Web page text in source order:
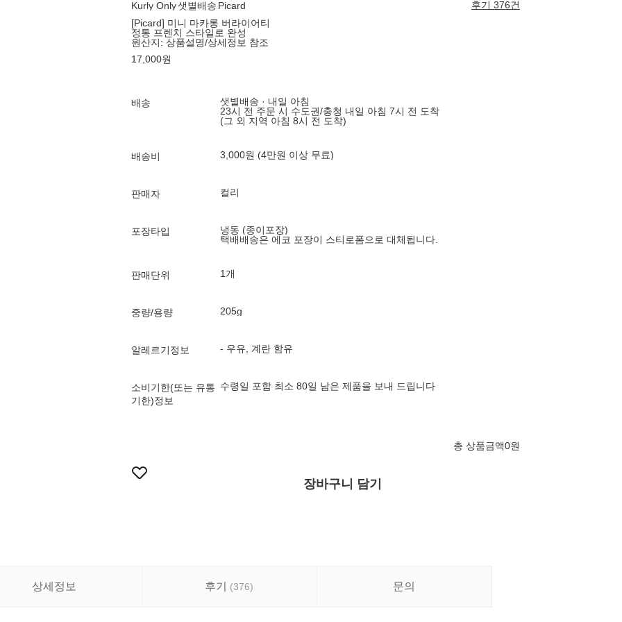
Kurly Only샛별배송 Picard
후기 376건
[Picard] 미니 마카롱 버라이어티
정통 프렌치 스타일로 완성
원산지: 상품설명/상세정보 참조
17,000원
배송
샛별배송 · 내일 아침
23시 전 주문 시 수도권/충청 내일 아침 7시 전 도착
(그 외 지역 아침 8시 전 도착)
배송비 3,000원 (4만원 이상 무료)
판매자 컬리
포장타입
냉동 (종이포장)
택배배송은 에코 포장이 스티로폼으로 대체됩니다.
판매단위 1개
중량/용량 205g
알레르기정보 - 우유, 계란 함유
소비기한(또는 유통
기한)정보
수령일 포함 최소 80일 남은 제품을 보내 드립니다
총 상품금액0원
장바구니 담기
상세정보 후기 (376) 문의